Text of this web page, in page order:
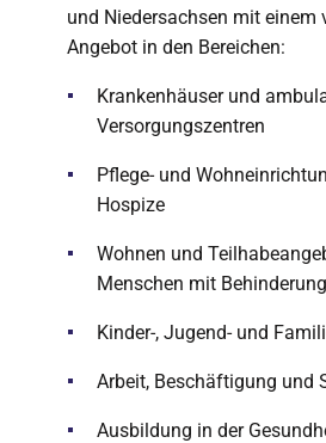
und Niedersachsen mit einem
Angebot in den Bereichen:
Krankenhäuser und
Versorgungszentren
Pflege- und
Hospize
Wohnen und
Menschen mit
Kinder-, Jugend- und
Arbeit, Beschäftigung und
Ausbildung in der